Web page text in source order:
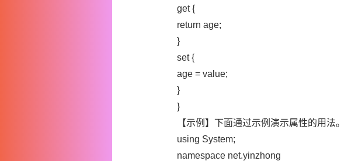
get {
return age;
}
set {
age = value;
}
}
【示例】下面通过示例演示属性的用法。
using System;
namespace net.yinzhong